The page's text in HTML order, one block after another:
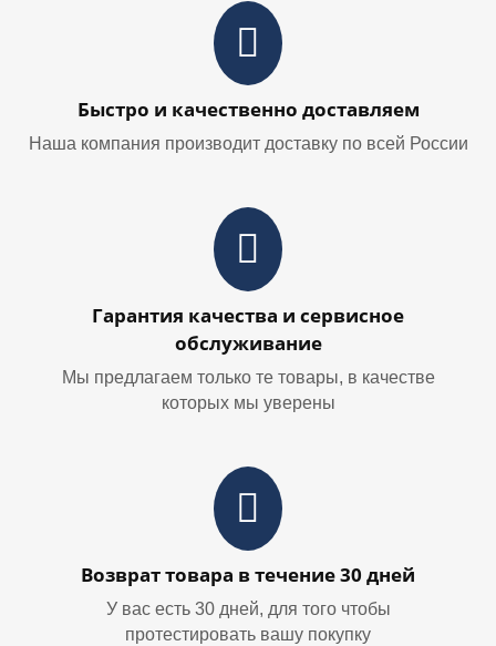
Быстро и качественно доставляем
Наша компания производит доставку по всей России
Гарантия качества и сервисное
обслуживание
Мы предлагаем только те товары, в качестве
которых мы уверены
Возврат товара в течение 30 дней
У вас есть 30 дней, для того чтобы
протестировать вашу покупку